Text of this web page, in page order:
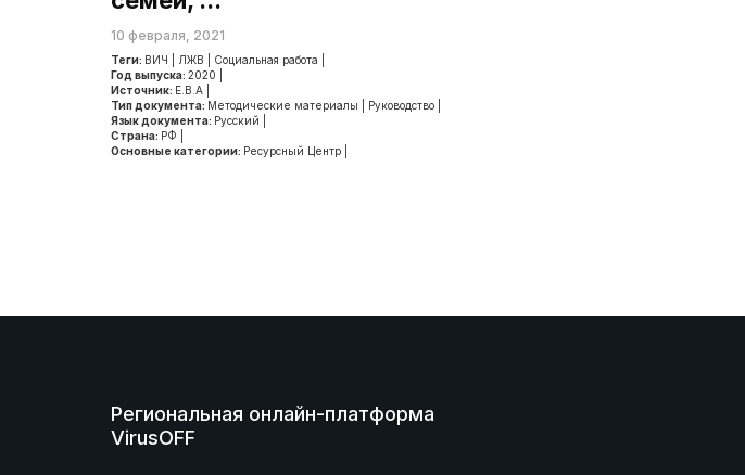
10 февраля, 2021
Теги: ВИЧ ЛЖВ Социальная работа
Год выпуска: 2020
Источник: Е.В.А
Тип документа: Методические материалы Руководство
Язык документа: Русский
Страна: РФ
Основные категории: Ресурсный Центр
Региональная онлайн-платформа
VirusOFF